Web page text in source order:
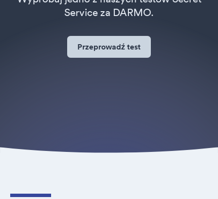
Service za DARMO.
Przeprowadź test